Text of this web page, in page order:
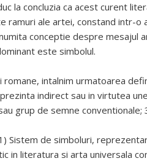
la concluzia ca acest curent
ramuri ale artei, constand intr-o
conceptie despre mesajul
este simbolul.
intalnim urmatoarea
indirect sau in virtutea
grup de semne conventionale;
Sistem de simboluri,
in literatura si arta universala